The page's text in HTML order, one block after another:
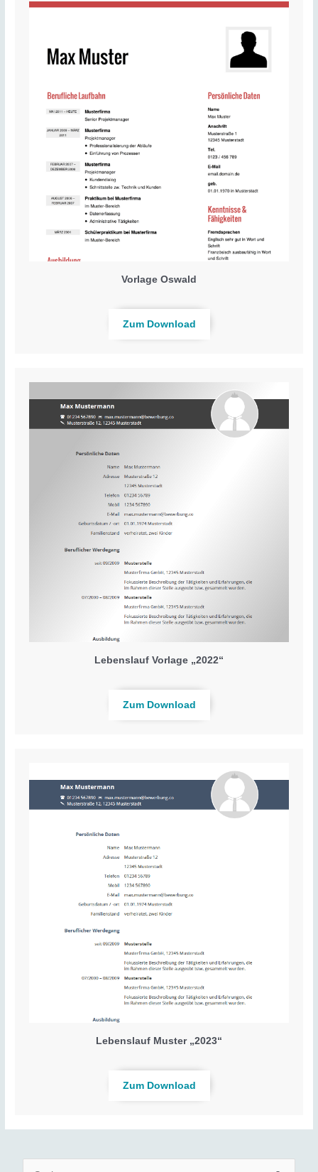
Vorlage Oswald
Zum Download
Lebenslauf Vorlage „2022“
Zum Download
Lebenslauf Muster „2023“
Zum Download